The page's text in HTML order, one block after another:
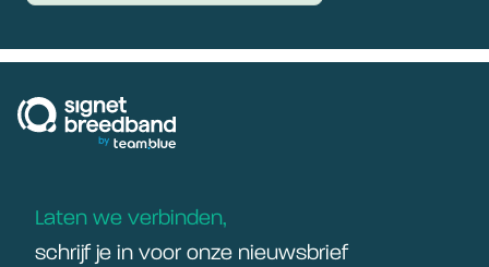
Laten we verbinden,
schrijf je in voor onze nieuwsbrief